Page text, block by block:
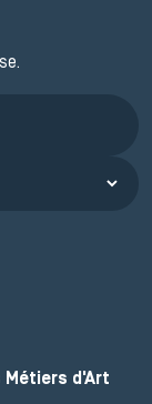
Métiers d'Art